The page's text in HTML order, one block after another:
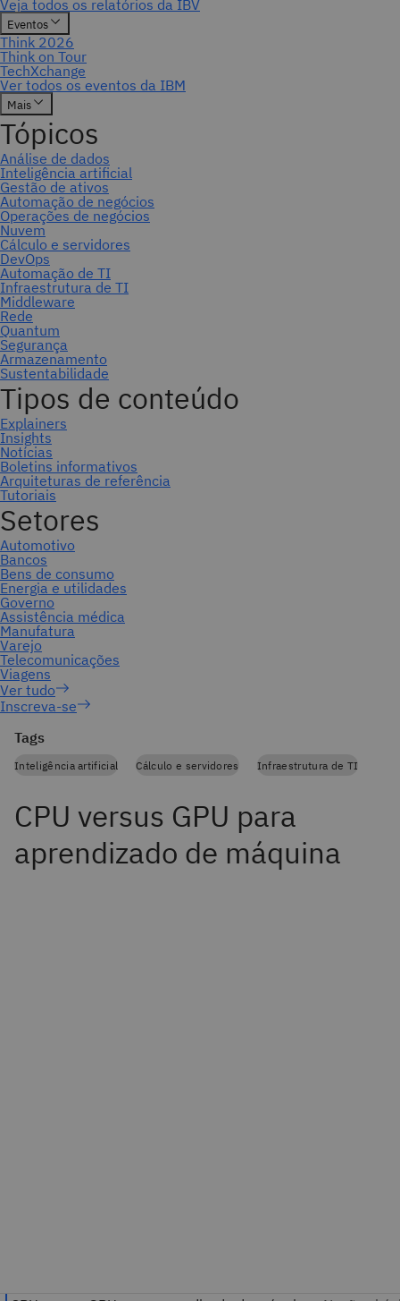
Inscreva-se
Tags
Inteligência artificial Cálculo e servidores Infraestrutura de TI
CPU versus GPU para
aprendizado de máquina